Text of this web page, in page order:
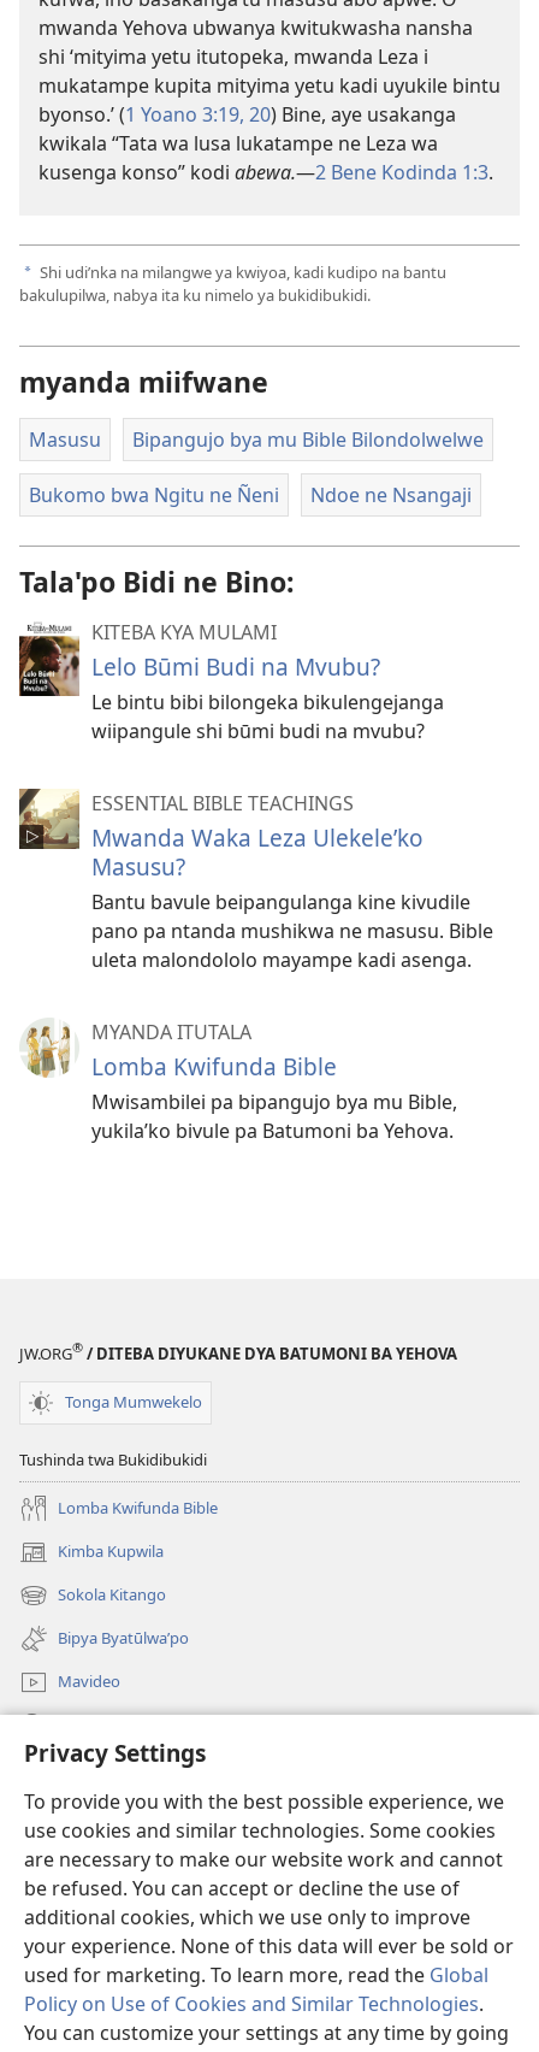
Privacy Settings
To provide you with the best possible experience, we
use cookies and similar technologies. Some cookies
are necessary to make our website work and cannot
be refused. You can accept or decline the use of
additional cookies, which we use only to improve
your experience. None of this data will ever be sold or
used for marketing. To learn more, read the Global
Policy on Use of Cookies and Similar Technologies.
You can customize your settings at any time by going
mwanda Yehova ubwanya kwitukwasha nansha
shi ‘mityima yetu itutopeka, mwanda Leza i
mukatampe kupita mityima yetu kadi uyukile bintu
byonso.’ (1 Yoano 3:19, 20) Bine, aye usakanga
kwikala “Tata wa lusa lukatampe ne Leza wa
kusenga konso” kodi abewa.—2 Bene Kodinda 1:3.
a Shi udi’nka na milangwe ya kwiyoa, kadi kudipo na bantu
bakulupilwa, nabya ita ku nimelo ya bukidibukidi.
myanda miifwane
Masusu Bipangujo bya mu Bible Bilondolwelwe
Bukomo bwa Ngitu ne Ñeni Ndoe ne Nsangaji
Tala'po Bidi ne Bino:
KITEBA KYA MULAMI
Lelo Būmi Budi na Mvubu?
Le bintu bibi bilongeka bikulengejanga
wiipangule shi būmi budi na mvubu?
ESSENTIAL BIBLE TEACHINGS
Mwanda Waka Leza Ulekele’ko
Masusu?
Bantu bavule beipangulanga kine kivudile
pano pa ntanda mushikwa ne masusu. Bible
uleta malondololo mayampe kadi asenga.
MYANDA ITUTALA
Lomba Kwifunda Bible
Mwisambilei pa bipangujo bya mu Bible,
yukila’ko bivule pa Batumoni ba Yehova.
JW.ORG® / DITEBA DIYUKANE DYA BATUMONI BA YEHOVA
Tonga Mumwekelo
Tushinda twa Bukidibukidi
Lomba Kwifunda Bible
Kimba Kupwila
(opens
new
window)
Sokola Kitango
(opens
new
window)
Bipya Byatūlwa’po
Mavideo
(opens
window)Watchtower KIBĪKO PA ENTELENETE
(opens
new
window)JW Hub ®
(opens
new
window)
Copyright© 2026 Watch Tower Bible and Tract Society of Pennsylvania.